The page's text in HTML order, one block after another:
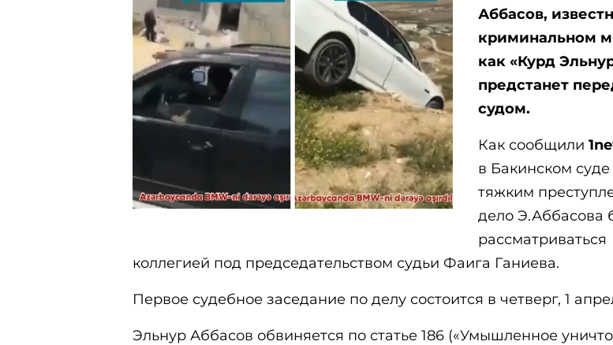
Аббасов,
криминальном
как «Курд
предстанет
судом.
Как сообщили
в Бакинском
тяжким
дело Э.Аббасова
рассматриваться
коллегией под председательством судьи Фаига Ганиева.
Первое судебное заседание по делу состоится в четверг, 1
Эльнур Аббасов обвиняется по статье 186 («Умышленное